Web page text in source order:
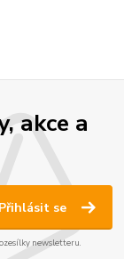
akce a
Přihlásit se
newsletteru.